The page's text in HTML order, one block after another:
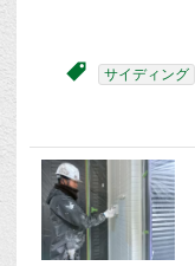
サイディング